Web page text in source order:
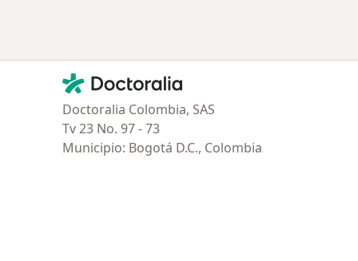
Contacto
Doctoralia - Página de inicio
Doctoralia Colombia, SAS
Tv 23 No. 97 - 73
Municipio: Bogotá D.C., Colombia